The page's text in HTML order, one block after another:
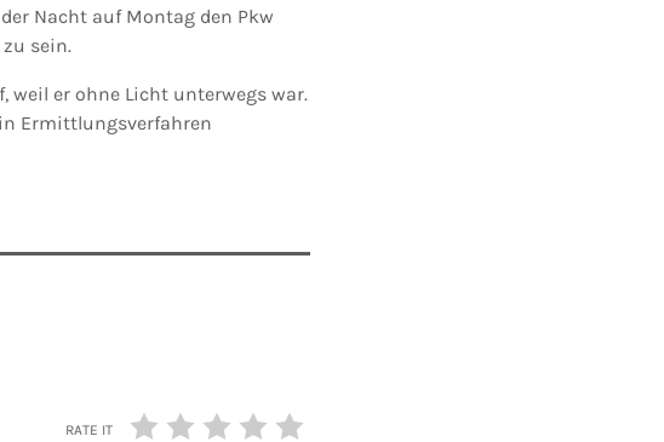
Nacht auf Montag den Pkw
sein.
weil er ohne Licht unterwegs war.
Ermittlungsverfahren
RATE IT